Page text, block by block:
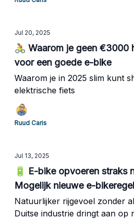
Jul 20, 2025
🚴 Waarom je geen €3000
voor een goede e-bike
Waarom je in 2025 slim kunt
elektrische fiets
Ruud Caris
Jul 13, 2025
🔋 E-bike opvoeren straks
Mogelijk nieuwe e-
Natuurlijker rijgevoel zonder
Duitse industrie dringt aan op